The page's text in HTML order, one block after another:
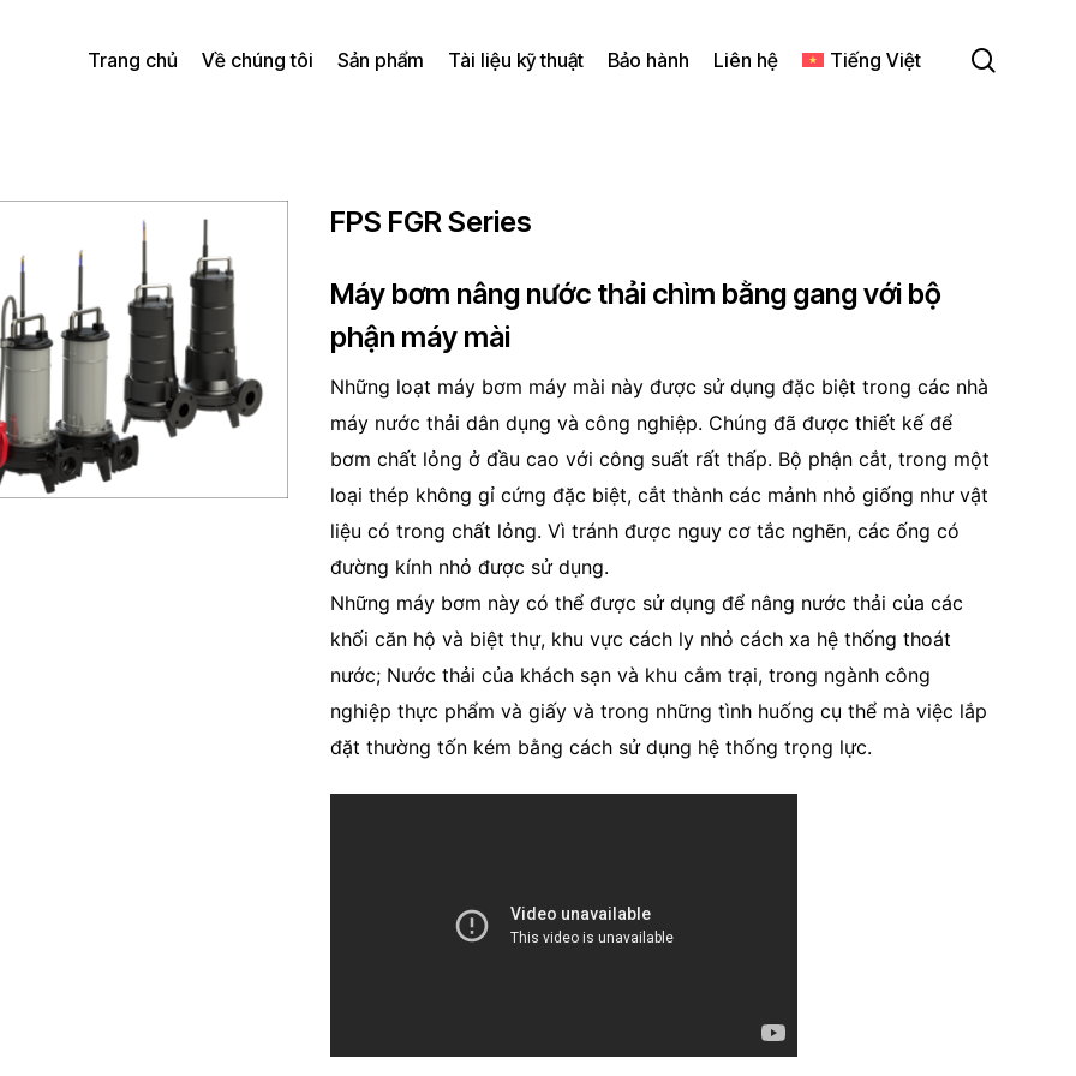
Trang chủ Về chúng tôi Sản phẩm Tài liệu kỹ thuật Bảo hành Liên hệ Tiếng Việt
FPS FGR Series
Máy bơm nâng nước thải chìm bằng gang với bộ
phận máy mài
Những loạt máy bơm máy mài này được sử dụng đặc biệt trong các nhà
máy nước thải dân dụng và công nghiệp. Chúng đã được thiết kế để
bơm chất lỏng ở đầu cao với công suất rất thấp. Bộ phận cắt, trong một
loại thép không gỉ cứng đặc biệt, cắt thành các mảnh nhỏ giống như vật
liệu có trong chất lỏng. Vì tránh được nguy cơ tắc nghẽn, các ống có
đường kính nhỏ được sử dụng.
Những máy bơm này có thể được sử dụng để nâng nước thải của các
khối căn hộ và biệt thự, khu vực cách ly nhỏ cách xa hệ thống thoát
nước; Nước thải của khách sạn và khu cắm trại, trong ngành công
nghiệp thực phẩm và giấy và trong những tình huống cụ thể mà việc lắp
đặt thường tốn kém bằng cách sử dụng hệ thống trọng lực.